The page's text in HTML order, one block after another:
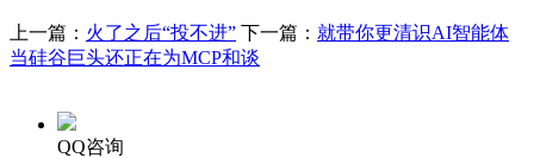
上一篇： 火了之后“投不进” 下一篇： 就带你更清识AI智能体
当硅谷巨头还正在为MCP和谈
QQ咨询